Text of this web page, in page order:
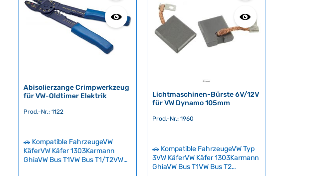
Abisolierzange Crimpwerkzeug
für VW-Oldtimer Elektrik
Prod.-Nr.: 1122
🚗 Kompatible FahrzeugeVW
KäferVW Käfer 1303Karmann
GhiaVW Bus T1VW Bus T1/T2VW
Lichtmaschinen-Bürste 6V/12V
für VW Dynamo 105mm
Prod.-Nr.: 1960
🚗 Kompatible FahrzeugeVW Typ
3VW KäferVW Käfer 1303Karmann
GhiaVW Bus T1VW Bus T2